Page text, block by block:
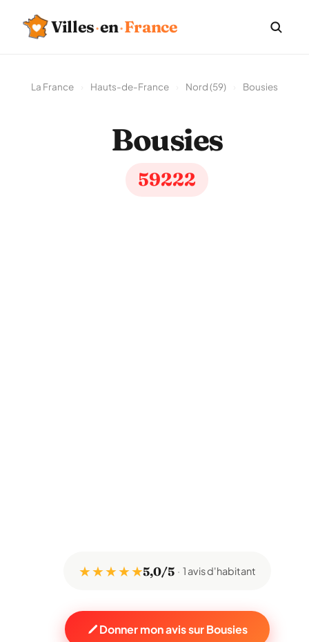
Villes·en·France
La France Hauts-de-France Nord (59) Bousies
Bousies
59222
★ ★ ★ ★ ★5,0/5 1 avis d'habitant
Donner mon avis sur Bousies